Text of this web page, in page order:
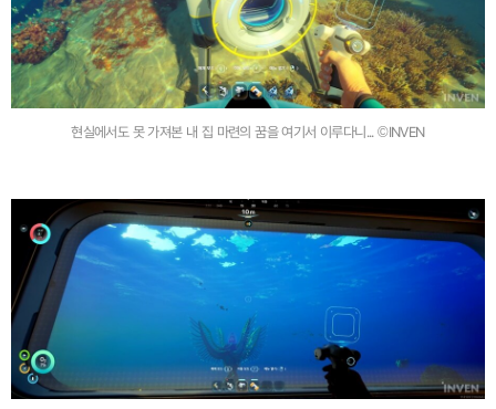
현실에서도 못 가져본 내 집 마련의 꿈을 여기서 이루다니... ©INVEN